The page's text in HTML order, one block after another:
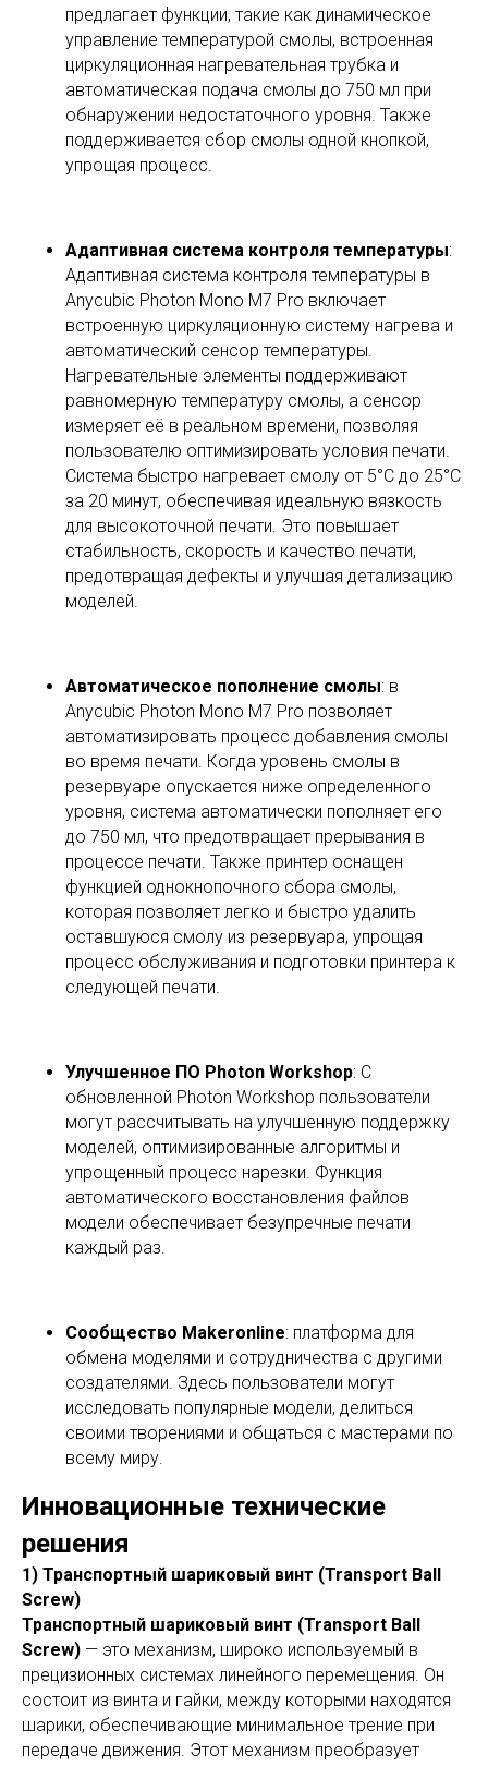
предлагает функции, такие как динамическое
управление температурой смолы, встроенная
циркуляционная нагревательная трубка и
автоматическая подача смолы до 750 мл при
обнаружении недостаточного уровня. Также
поддерживается сбор смолы одной кнопкой,
упрощая процесс.
Адаптивная система контроля температуры:
Адаптивная система контроля температуры в
Anycubic Photon Mono M7 Pro включает
встроенную циркуляционную систему нагрева и
автоматический сенсор температуры.
Нагревательные элементы поддерживают
равномерную температуру смолы, а сенсор
измеряет её в реальном времени, позволяя
пользователю оптимизировать условия печати.
Система быстро нагревает смолу от 5°C до 25°C
за 20 минут, обеспечивая идеальную вязкость
для высокоточной печати. Это повышает
стабильность, скорость и качество печати,
предотвращая дефекты и улучшая детализацию
моделей.
Автоматическое пополнение смолы: в
Anycubic Photon Mono M7 Pro позволяет
автоматизировать процесс добавления смолы
во время печати. Когда уровень смолы в
резервуаре опускается ниже определенного
уровня, система автоматически пополняет его
до 750 мл, что предотвращает прерывания в
процессе печати. Также принтер оснащен
функцией однокнопочного сбора смолы,
которая позволяет легко и быстро удалить
оставшуюся смолу из резервуара, упрощая
процесс обслуживания и подготовки принтера к
следующей печати.
Улучшенное ПО Photon Workshop: С
обновленной Photon Workshop пользователи
могут рассчитывать на улучшенную поддержку
моделей, оптимизированные алгоритмы и
упрощенный процесс нарезки. Функция
автоматического восстановления файлов
модели обеспечивает безупречные печати
каждый раз.
Сообщество Makeronline: платформа для
обмена моделями и сотрудничества с другими
создателями. Здесь пользователи могут
исследовать популярные модели, делиться
своими творениями и общаться с мастерами по
всему миру.
Инновационные технические
решения
1) Транспортный шариковый винт (Transport Ball
Screw)
Транспортный шариковый винт (Transport Ball
Screw) — это механизм, широко используемый в
прецизионных системах линейного перемещения. Он
состоит из винта и гайки, между которыми находятся
шарики, обеспечивающие минимальное трение при
передаче движения. Этот механизм преобразует